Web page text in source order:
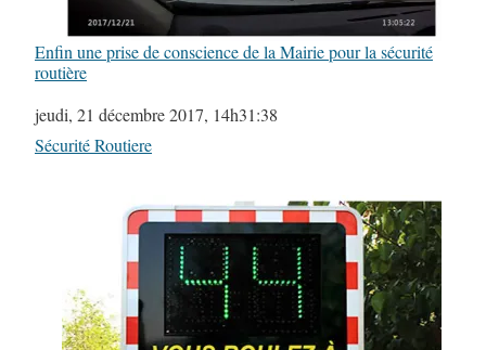
Enfin une prise de conscience de la Mairie pour la sécurité
routière
Date
jeudi, 21 décembre 2017, 14h31:38
Par rapport à
Sécurité Routiere